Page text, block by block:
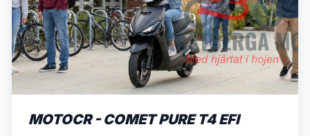
MOTOCR - COMET PURE T4 EFI